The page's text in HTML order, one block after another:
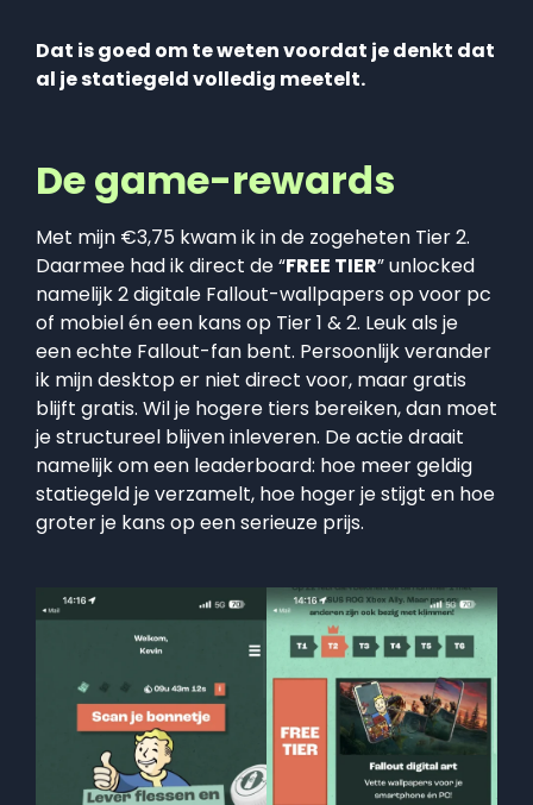
Dat is goed om te weten voordat je denkt dat
al je statiegeld volledig meetelt.
De game-rewards
Met mijn €3,75 kwam ik in de zogeheten Tier 2.
Daarmee had ik direct de “FREE TIER” unlocked
namelijk 2 digitale Fallout-wallpapers op voor pc
of mobiel én een kans op Tier 1 & 2. Leuk als je
een echte Fallout-fan bent. Persoonlijk verander
ik mijn desktop er niet direct voor, maar gratis
blijft gratis. Wil je hogere tiers bereiken, dan moet
je structureel blijven inleveren. De actie draait
namelijk om een leaderboard: hoe meer geldig
statiegeld je verzamelt, hoe hoger je stijgt en hoe
groter je kans op een serieuze prijs.